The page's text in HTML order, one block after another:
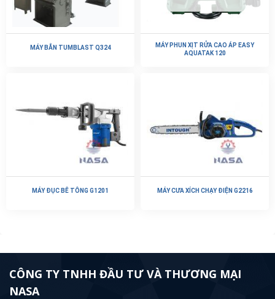
MÁY BẮN TUMBLAST Q324
MÁY PHUN XỊT RỬA CAO ÁP EASY
AQUATAK 120
MÁY ĐỤC BÊ TÔNG G1201 MÁY CƯA XÍCH CHẠY ĐIỆN G2216
CÔNG TY TNHH ĐẦU TƯ VÀ THƯƠNG MẠI
NASA